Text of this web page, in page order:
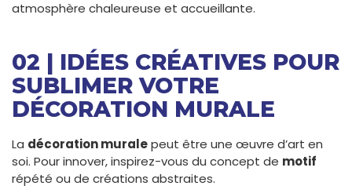
atmosphère chaleureuse et accueillante.
02 | IDÉES CRÉATIVES POUR
SUBLIMER VOTRE
DÉCORATION MURALE
La décoration muralepeut être une œuvre d’art en
soi. Pour innover, inspirez-vous du concept de motif
répété ou de créations abstraites.